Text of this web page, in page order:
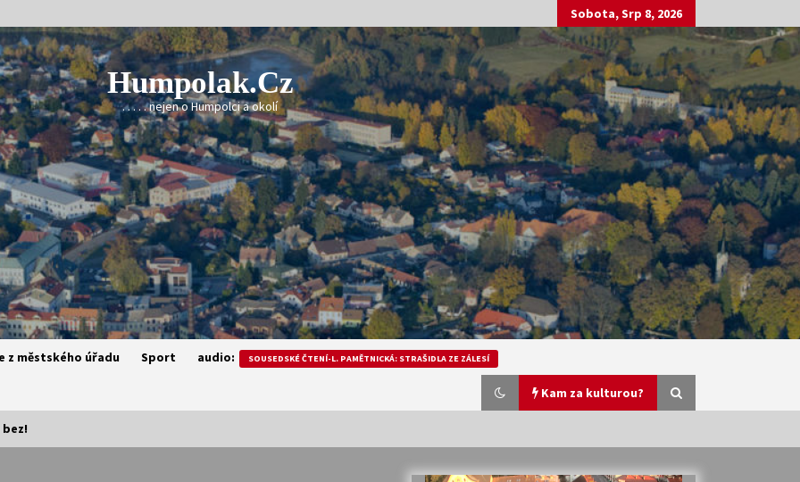
Sobota, Srp 8, 2026
Humpolak.cz
. . . . . nejen o Humpolci a okolí
z městského úřadu Sport audio: SOUSEDSKÉ ČTENÍ-L. PAMĚTNICKÁ: STRAŠIDLA ZE ZÁLESÍ
Kam za kulturou?